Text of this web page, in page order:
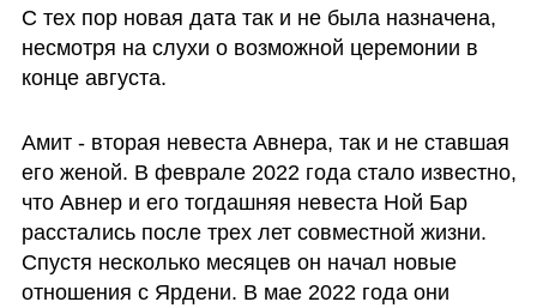
С тех пор новая дата так и не была назначена,
несмотря на слухи о возможной церемонии в
конце августа.
Амит - вторая невеста Авнера, так и не ставшая
его женой. В феврале 2022 года стало известно,
что Авнер и его тогдашняя невеста Ной Бар
расстались после трех лет совместной жизни.
Спустя несколько месяцев он начал новые
отношения с Ярдени. В мае 2022 года они